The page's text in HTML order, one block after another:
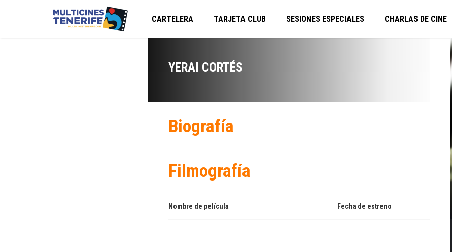
CARTELERA TARJETA CLUB SESIONES ESPECIALES CHARLAS DE CINE
YERAI CORTÉS
Biografía
Filmografía
Nombre de película Fecha de estreno